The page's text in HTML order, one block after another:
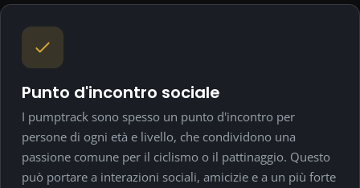
Punto d'incontro sociale
I pumptrack sono spesso un punto d'incontro per
persone di ogni età e livello, che condividono una
passione comune per il ciclismo o il pattinaggio. Questo
può portare a interazioni sociali, amicizie e a un più forte